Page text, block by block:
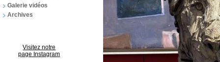
Galerie vidéos
Archives
Visitez notre
page Instagram